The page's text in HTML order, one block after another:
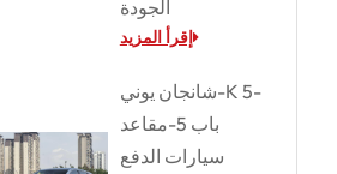
الجودة
إقرأ المزيد
شانجان يوني-K 5-
باب 5-مقاعد
سيارات الدفع